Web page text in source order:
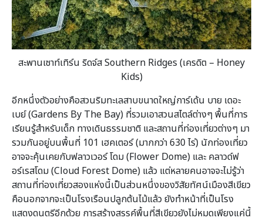
สะพานเซาท์เทิร์น ริดจ์ส Southern Ridges (เครดิต – Honey
Kids)
อีกหนึ่งตัวอย่างคือสวนริมทะเลสาบขนาดใหญ่การ์เด้น บาย เดอะ
เบย์ (Gardens By The Bay) ที่รวมเอาสวนสไตล์ต่างๆ พื้นที่การ
เรียนรู้สำหรับเด็ก ทางเดินธรรมชาติ และสถานที่ท่องเที่ยวต่างๆ มา
รวมกันอยู่บนพื้นที่ 101 เฮคเตอร์ (มากกว่า 630 ไร่) นักท่องเที่ยว
อาจจะคุ้นเคยกับฟลาวเวอร์ โดม (Flower Dome) และ คลาวด์ฟ
อร์เรสโดม (Cloud Forest Dome) แล้ว แต่หลายคนอาจจะไม่รู้ว่า
สถานที่ท่องเที่ยวสองแห่งนี้เป็นส่วนหนึ่งของวิสัยทัศน์เมืองสีเขียว
คือนอกจากจะเป็นโรงเรือนปลูกต้นไม้แล้ว ยังทำหน้าที่เป็นโรง
แสดงดนตรีอีกด้วย การสร้างสรรค์พื้นที่สีเขียวยังไม่หมดเพียงแค่นี้